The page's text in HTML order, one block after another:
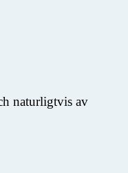
naturligtvis av